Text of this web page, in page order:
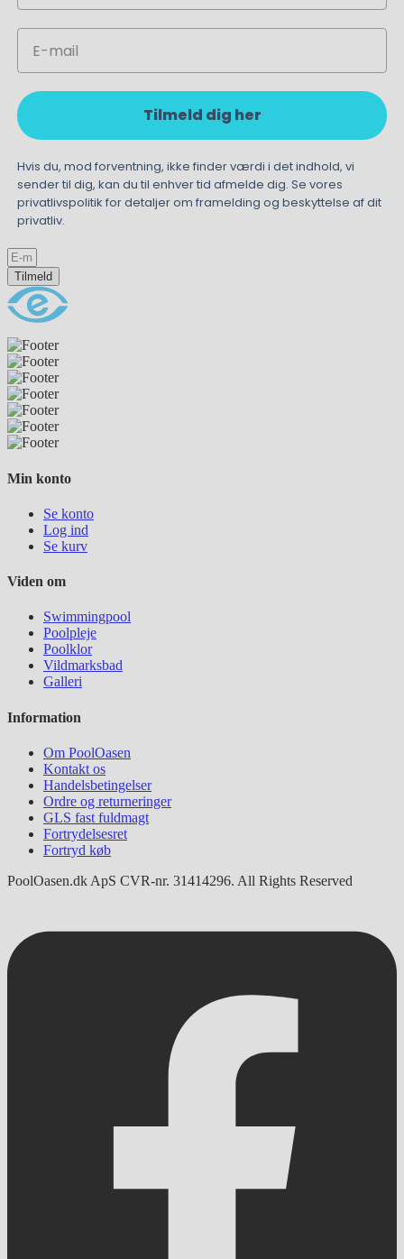
Tilmeld dig her
Hvis du, mod forventning, ikke finder værdi i det indhold, vi
sender til dig, kan du til enhver tid afmelde dig. Se vores
privatlivspolitik for detaljer om framelding og beskyttelse af dit
privatliv.
Tilmeld
Min konto
Se konto
Log ind
Se kurv
Viden om
Swimmingpool
Poolpleje
Poolklor
Vildmarksbad
Galleri
Information
Om PoolOasen
Kontakt os
Handelsbetingelser
Ordre og returneringer
GLS fast fuldmagt
Fortrydelsesret
Fortryd køb
PoolOasen.dk ApS CVR-nr. 31414296. All Rights Reserved